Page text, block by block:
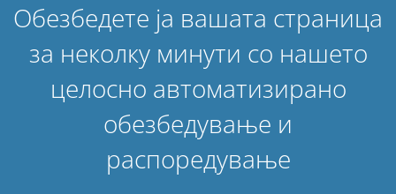
Обезбедете ја вашата страница
за неколку минути со нашето
целосно автоматизирано
обезбедување и
распоредување